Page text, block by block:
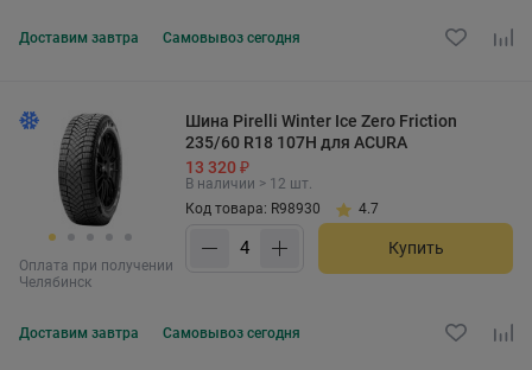
Доставим завтра Самовывоз сегодня
Оплата при получении
Челябинск
Шина Pirelli Winter Ice Zero Friction
235/60 R18 107H для ACURA
13 320 ₽
В наличии > 12 шт.
Код товара: R98930
4.7
Купить
Доставим завтра Самовывоз сегодня